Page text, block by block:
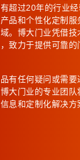
超过20年的行业
品和个性化定制
。博大门业凭借
致力于提供可靠的
有任何疑问或需
大门业的专业团
息和定制化解决方